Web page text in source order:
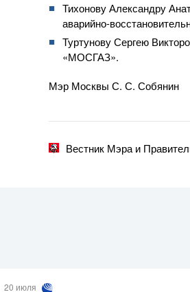
Тихонову Александру
аварийно-
Туртунову Сергею
«МОСГАЗ».
Мэр Москвы С. С. Собянин
Вестник Мэра и
20 июля